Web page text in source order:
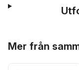
Mer från